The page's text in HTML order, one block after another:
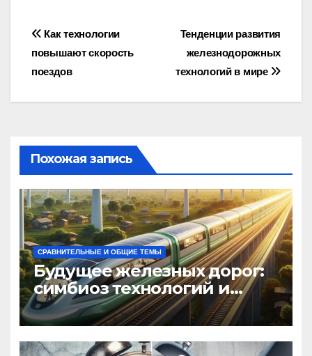
Навигация
по
записям
Тенденции развития
железнодорожных
технологий в мире
Как технологии
повышают скорость
поездов
Похожая запись
СРАВНИТЕЛЬНЫЕ И ОБЩИЕ ТЕМЫ
Будущее железных дорог:
симбиоз технологий и
экологии